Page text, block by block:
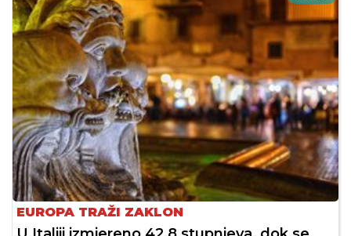
EUROPA TRAŽI ZAKLON